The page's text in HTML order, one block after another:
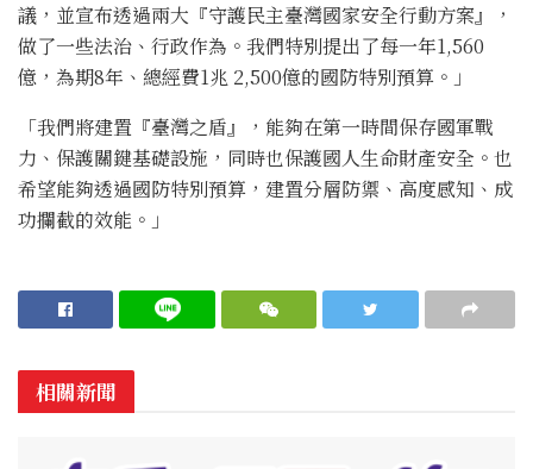
議，並宣布透過兩大『守護民主臺灣國家安全行動方案』，
做了一些法治、行政作為。我們特別提出了每一年1,560
億，為期8年、總經費1兆 2,500億的國防特別預算。」
「我們將建置『臺灣之盾』，能夠在第一時間保存國軍戰
力、保護關鍵基礎設施，同時也保護國人生命財產安全。也
希望能夠透過國防特別預算，建置分層防禦、高度感知、成
功攔截的效能。」
相關新聞